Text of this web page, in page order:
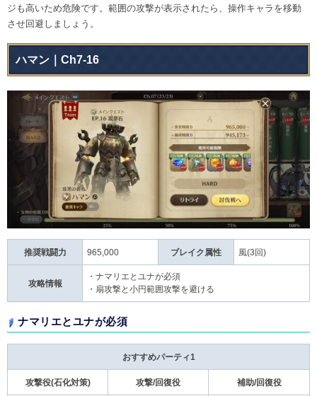
ジも高いため危険です。範囲の攻撃が表示されたら、操作キャラを移動
させ回避しましょう。
ハマン｜Ch7-16
推奨戦闘力 965,000 ブレイク属性 風(3回)
攻略情報
・ナマリエとユナが必須
・扇攻撃と小円範囲攻撃を避ける
ナマリエとユナが必須
おすすめパーティ1
攻撃役(石化対策) 攻撃/回復役 補助/回復役